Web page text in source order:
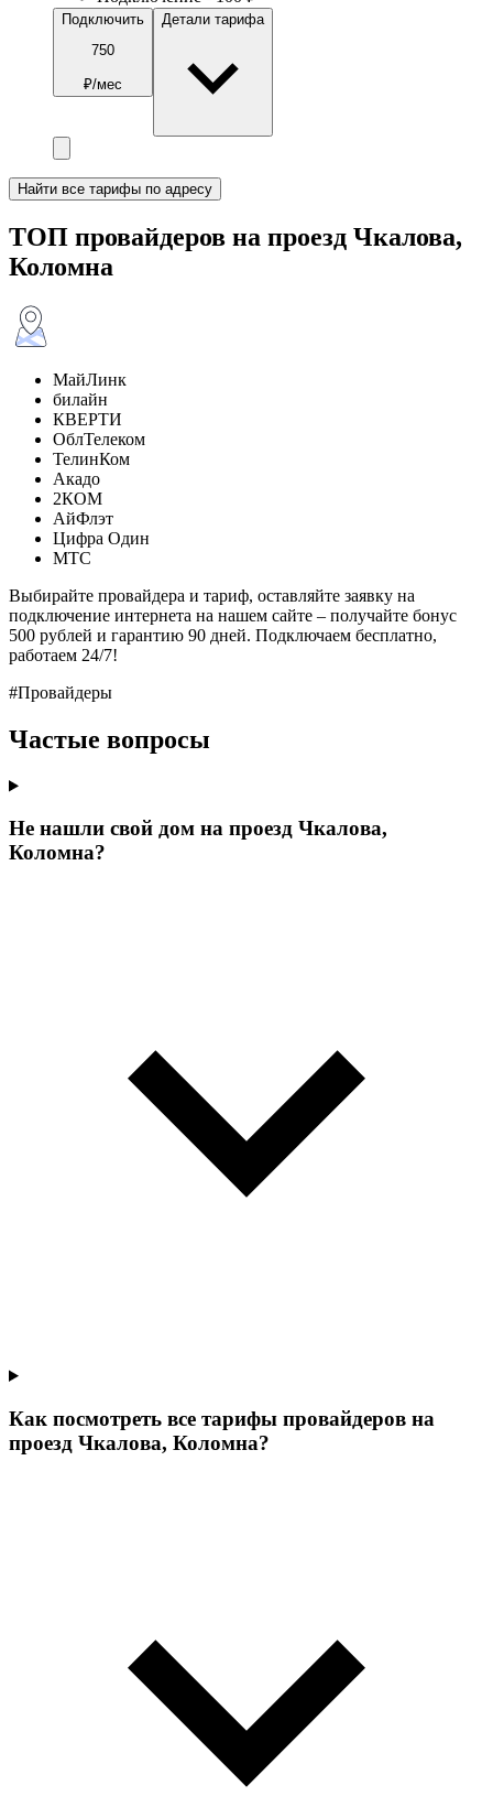
Подключить
750
₽/мес
Детали тарифа
Найти все тарифы по адресу
ТОП провайдеров на проезд Чкалова,
Коломна
МайЛинк
билайн
КВЕРТИ
ОблТелеком
ТелинКом
Акадо
2КОМ
АйФлэт
Цифра Один
МТС
Выбирайте провайдера и тариф, оставляйте заявку на
подключение интернета на нашем сайте – получайте бонус
500 рублей и гарантию 90 дней. Подключаем бесплатно,
работаем 24/7!
#Провайдеры
Частые вопросы
Не нашли свой дом на проезд Чкалова,
Коломна?
Как посмотреть все тарифы провайдеров на
проезд Чкалова, Коломна?